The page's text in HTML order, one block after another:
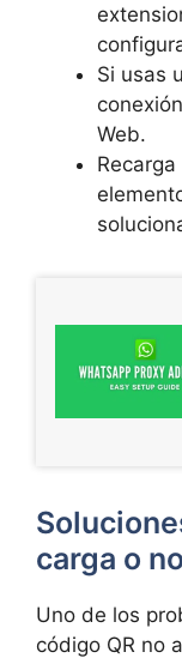
Si usas
Web.
carga o
Uno de los
código QR no